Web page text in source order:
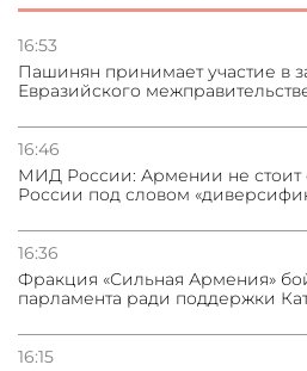
16:53
Пашинян принимает участие в
Евразийского
16:46
МИД России: Армении не стоит
России под словом
16:36
Фракция «Сильная Армения»
парламента ради поддержки
16:15
Сотрудничество и очереди –
31.07.2026
31.07.2026
условии прекращения огня